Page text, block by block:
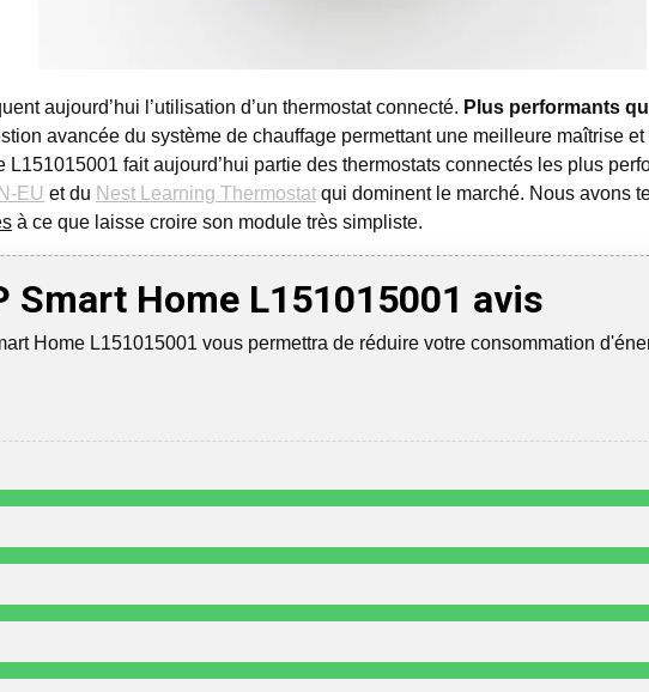
aujourd’hui l’utilisation d’un thermostat connecté. Plus performants
avancée du système de chauffage permettant une meilleure maîtrise
L151015001 fait aujourd’hui partie des thermostats connectés les plus
EU et du Nest Learning Thermostat qui dominent le marché. Nous avons
à ce que laisse croire son module très simpliste.
Smart Home L151015001 avis
Home L151015001 vous permettra de réduire votre consommation